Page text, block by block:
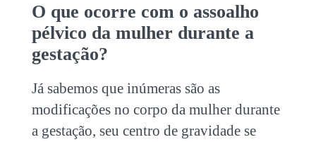
O que ocorre com o assoalho
pélvico da mulher durante a
gestação?
Já sabemos que inúmeras são as
modificações no corpo da mulher durante
a gestação, seu centro de gravidade se